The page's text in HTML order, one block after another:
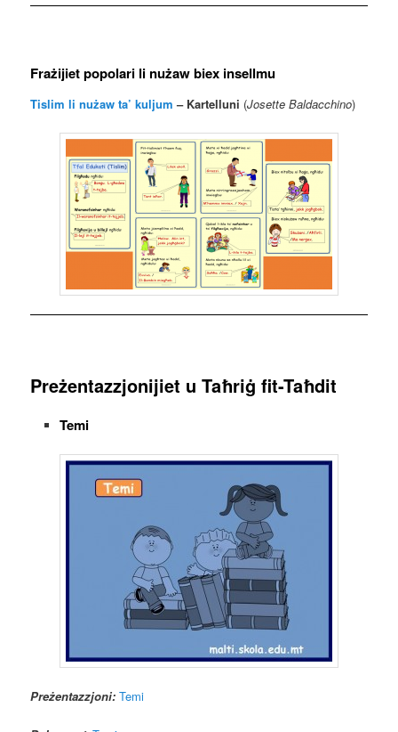
Frażijiet popolari li nużaw biex insellmu
Tislim li nużaw ta’ kuljum – Kartelluni (Josette Baldacchino)
Preżentazzjonijiet u Taħriġ fit-Taħdit
Temi
Preżentazzjoni: Temi